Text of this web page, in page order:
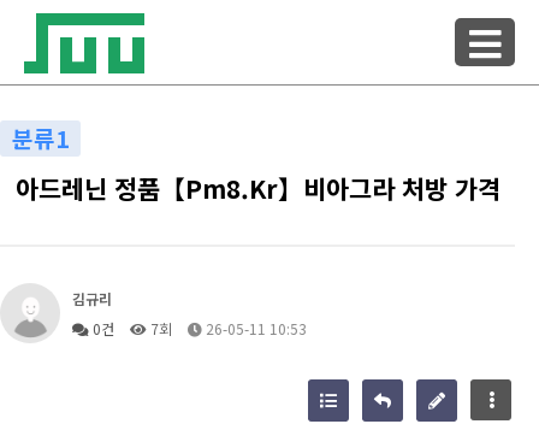
분류1
아드레닌 정품【Pm8.Kr】비아그라 처방 가격
김규리
0건
7회 26-05-11 10:53